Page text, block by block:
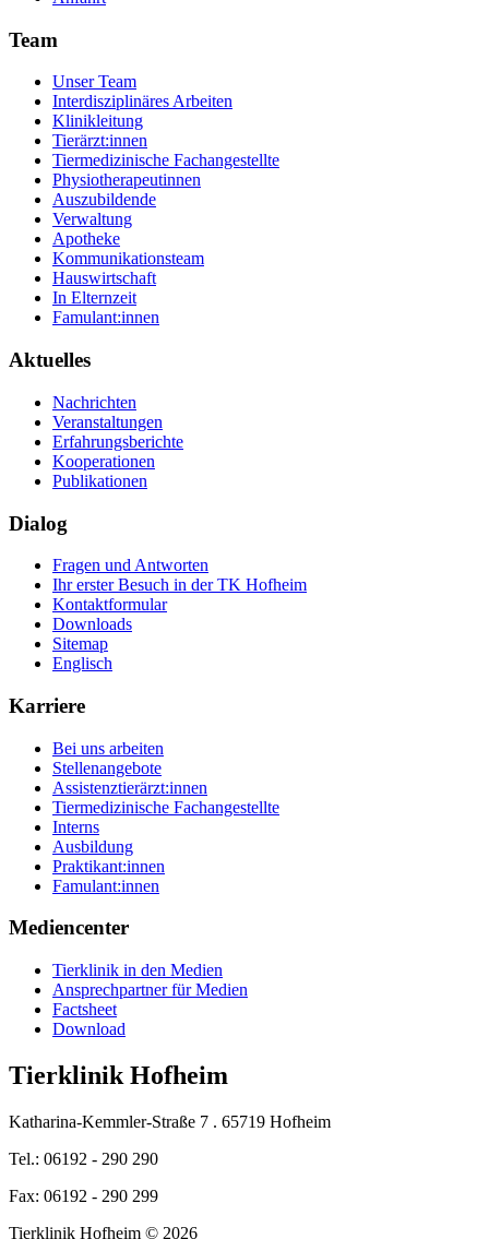
Team
Unser Team
Interdisziplinäres Arbeiten
Klinikleitung
Tierärzt:innen
Tiermedizinische Fachangestellte
Physiotherapeutinnen
Auszubildende
Verwaltung
Apotheke
Kommunikationsteam
Hauswirtschaft
In Elternzeit
Famulant:innen
Aktuelles
Nachrichten
Veranstaltungen
Erfahrungsberichte
Kooperationen
Publikationen
Dialog
Fragen und Antworten
Ihr erster Besuch in der TK Hofheim
Kontaktformular
Downloads
Sitemap
Englisch
Karriere
Bei uns arbeiten
Stellenangebote
Assistenztierärzt:innen
Tiermedizinische Fachangestellte
Interns
Ausbildung
Praktikant:innen
Famulant:innen
Mediencenter
Tierklinik in den Medien
Ansprechpartner für Medien
Factsheet
Download
Tierklinik Hofheim
Katharina-Kemmler-Straße 7 . 65719 Hofheim
Tel.: 06192 - 290 290
Fax: 06192 - 290 299
Tierklinik Hofheim © 2026